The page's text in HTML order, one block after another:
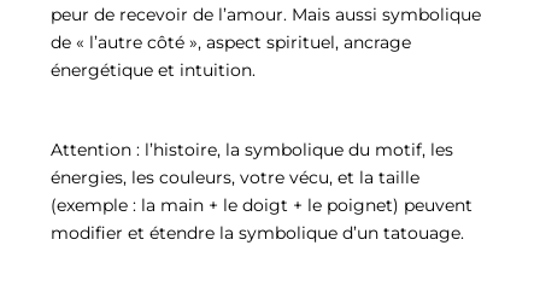
peur de recevoir de l’amour. Mais aussi symbolique
de « l’autre côté », aspect spirituel, ancrage
énergétique et intuition.
Attention : l’histoire, la symbolique du motif, les
énergies, les couleurs, votre vécu, et la taille
(exemple : la main + le doigt + le poignet) peuvent
modifier et étendre la symbolique d’un tatouage.